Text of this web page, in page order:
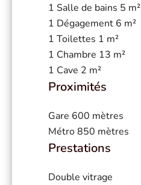
1 Salle de bains 5 m²
1 Dégagement 6 m²
1 Toilettes 1 m²
1 Chambre 13 m²
1 Cave 2 m²
Proximités
Gare 600 mètres
Métro850 mètres
Prestations
Double vitrage